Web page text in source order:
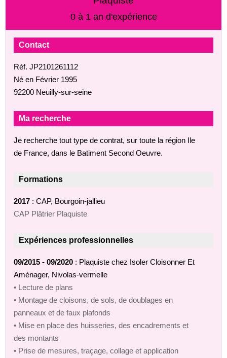
0 à 1 an d'expérience
Contact
Réf. JP2101261112
Né en Février 1995
92200 Neuilly-sur-seine
Ma recherche
Je recherche tout type de contrat, sur toute la région Ile
de France, dans le Batiment Second Oeuvre.
Formations
2017 : CAP, Bourgoin-jallieu
CAP Plâtrier Plaquiste
Expériences professionnelles
09/2015 - 09/2020 : Plaquiste chez Isoler Cloisonner Et
Aménager, Nivolas-vermelle
• Lecture de plans
• Montage de cloisons, de sols, de doublages en
panneaux et de faux plafonds
• Mise en place des huisseries, des encadrements et
des montants
• Prise de mesures, traçage, collage et application